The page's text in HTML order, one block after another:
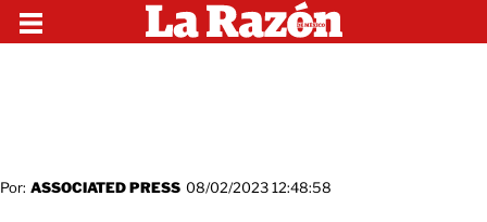
Por: ASSOCIATED PRESS 08/02/2023 12:48:58